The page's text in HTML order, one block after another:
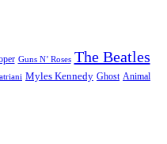
Guns N’ Roses The Beatles
Myles Kennedy Ghost Animal